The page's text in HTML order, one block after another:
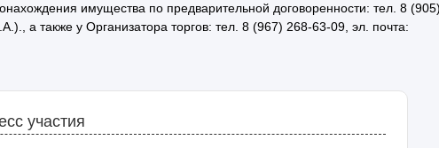
имущества по предварительной договоренности: тел. 8
а также у Организатора торгов: тел. 8 (967) 268-63-09, эл. почта:
участия